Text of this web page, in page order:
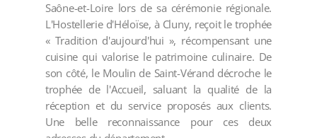
Saône-et-Loire lors de sa cérémonie régionale.
L'Hostellerie d'Héloïse, à Cluny, reçoit le trophée
« Tradition d'aujourd'hui », récompensant une
cuisine qui valorise le patrimoine culinaire. De
son côté, le Moulin de Saint-Vérand décroche le
trophée de l'Accueil, saluant la qualité de la
réception et du service proposés aux clients.
Une belle reconnaissance pour ces deux